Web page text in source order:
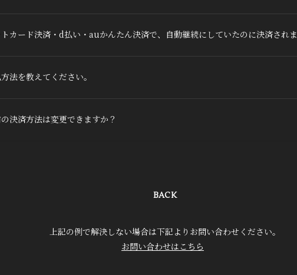
カード決済・d払い・auかんたん決済で、自動継続にしていたのに決済されま
法を教えてください。
決済方法は変更できますか？
BACK
上記の例で解決しない場合は下記よりお問い合わせください。
お問い合わせはこちら